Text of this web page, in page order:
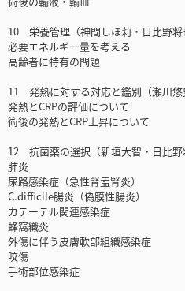
10 栄養管理（神間しほ莉・日比野将
必要エネルギー量を考える
高齢者に特有の問題
11 発熱に対する対応と鑑別（瀬川悠
発熱とCRPの評価について
術後の発熱とCRP上昇について
12 抗菌薬の選択（新垣大智・日比野
肺炎
尿路感染症（急性腎盂腎炎）
C.difficile腸炎（偽膜性腸炎）
カテーテル関連感染症
蜂窩織炎
外傷に伴う皮膚軟部組織感染症
咬傷
手術部位感染症